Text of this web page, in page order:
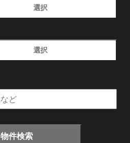
選択
選択
物件検索